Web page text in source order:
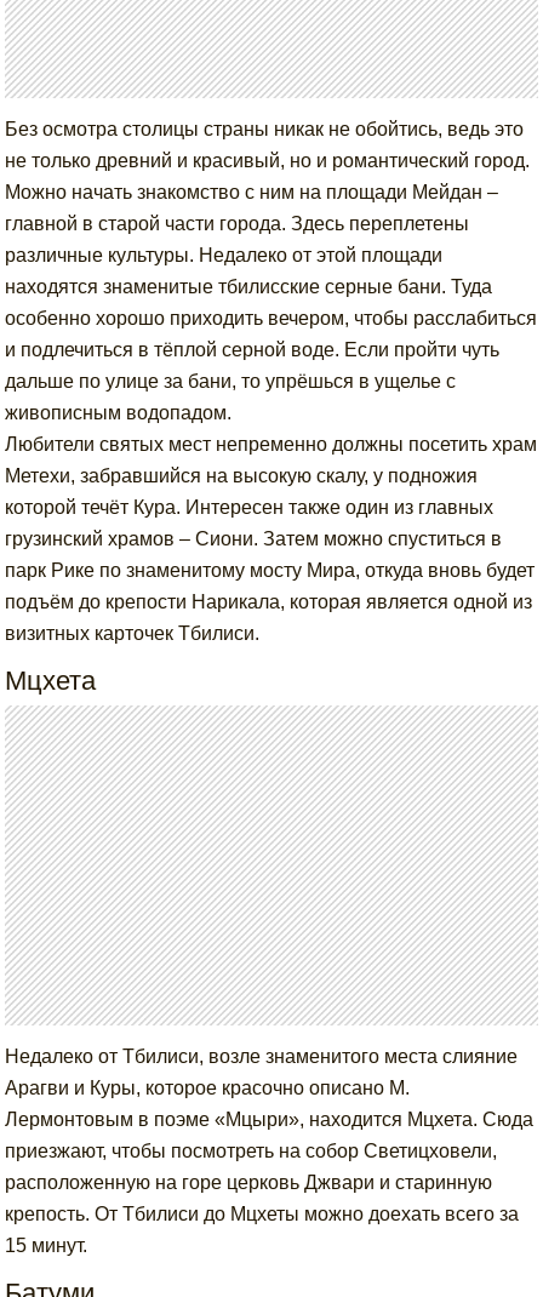
Без осмотра столицы страны никак не обойтись, ведь это
не только древний и красивый, но и романтический город.
Можно начать знакомство с ним на площади Мейдан –
главной в старой части города. Здесь переплетены
различные культуры. Недалеко от этой площади
находятся знаменитые тбилисские серные бани. Туда
особенно хорошо приходить вечером, чтобы расслабиться
и подлечиться в тёплой серной воде. Если пройти чуть
дальше по улице за бани, то упрёшься в ущелье с
живописным водопадом.
Любители святых мест непременно должны посетить храм
Метехи, забравшийся на высокую скалу, у подножия
которой течёт Кура. Интересен также один из главных
грузинский храмов – Сиони. Затем можно спуститься в
парк Рике по знаменитому мосту Мира, откуда вновь будет
подъём до крепости Нарикала, которая является одной из
визитных карточек Тбилиси.
Мцхета
Недалеко от Тбилиси, возле знаменитого места слияние
Арагви и Куры, которое красочно описано М.
Лермонтовым в поэме «Мцыри», находится Мцхета. Сюда
приезжают, чтобы посмотреть на собор Светицховели,
расположенную на горе церковь Джвари и старинную
крепость. От Тбилиси до Мцхеты можно доехать всего за
15 минут.